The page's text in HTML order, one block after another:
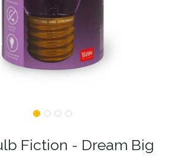
Fiction - Dream Big